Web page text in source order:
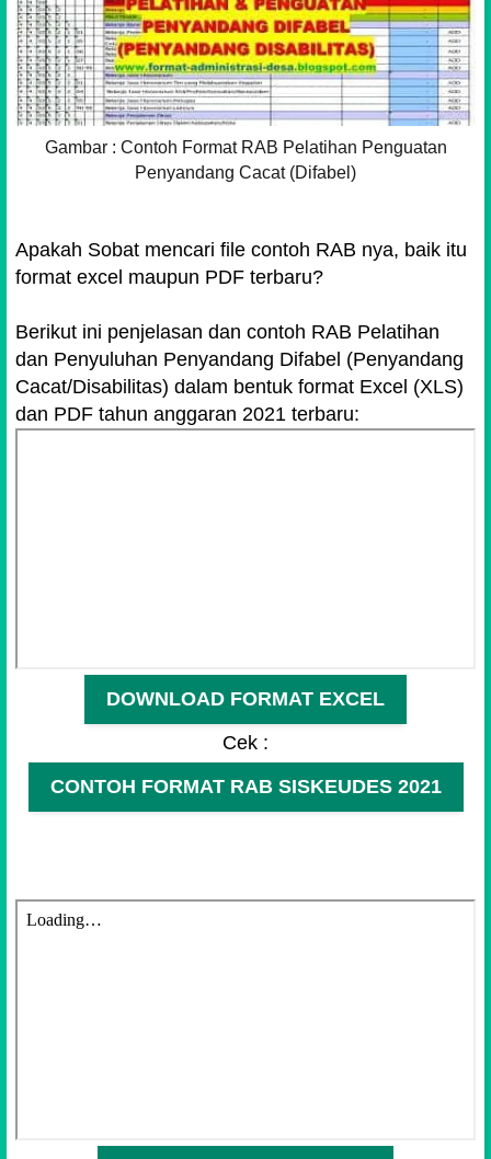
Gambar : Contoh Format RAB Pelatihan Penguatan
Penyandang Cacat (Difabel)
Apakah Sobat mencari file contoh RAB nya, baik itu
format excel maupun PDF terbaru?
Berikut ini penjelasan dan contoh RAB Pelatihan
dan Penyuluhan Penyandang Difabel (Penyandang
Cacat/Disabilitas) dalam bentuk format Excel (XLS)
dan PDF tahun anggaran 2021 terbaru:
DOWNLOAD FORMAT EXCEL
Cek :
CONTOH FORMAT RAB SISKEUDES 2021